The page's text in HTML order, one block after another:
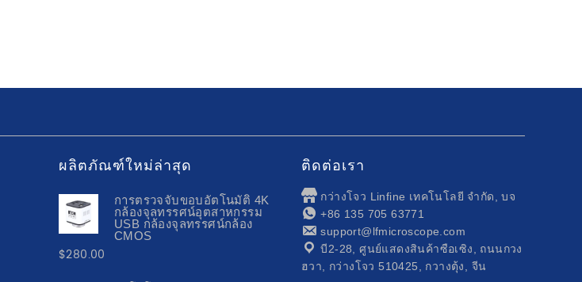
ผลิตภัณฑ์ใหม่ล่าสุด
การตรวจจับขอบอัตโนมัติ 4K
กล้องจุลทรรศน์อุตสาหกรรม
USB กล้องจุลทรรศน์กล้อง
CMOS
$280.00
ติดต่อเรา
กว่างโจว Linfine เทคโนโลยี จำกัด, บจ
+86 135 705 63771
support@lfmicroscope.com
บี2-28, ศูนย์แสดงสินค้าซือเซิง, ถนนกวง
ฮวา, กว่างโจว 510425, กวางตุ้ง, จีน